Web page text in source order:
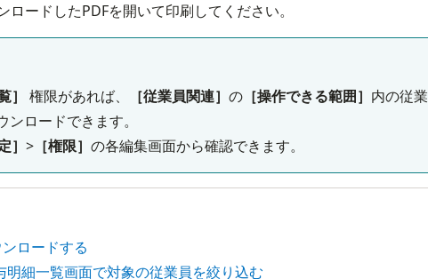
ードしたPDFを開いて印刷してください。
］ 権限があれば、 ［従業員関連］ の ［操作できる範囲］ 内の従業
ンロードできます。
］ > ［権限］ の各編集画面から確認できます。
ロードする
明細一覧画面で対象の従業員を絞り込む